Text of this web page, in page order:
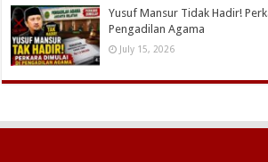
Yusuf Mansur Tidak Hadir!
Pengadilan Agama
July 15, 2026